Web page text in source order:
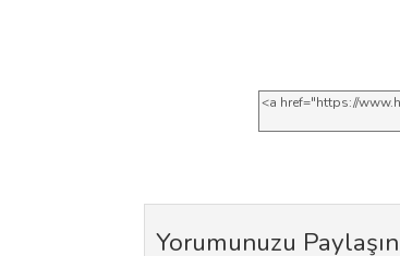
Yorumunuzu Paylaşın